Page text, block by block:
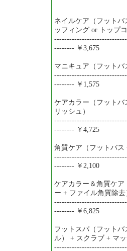
ネイルケア（フット
ッフィング or トップ
-------- ￥3,675
マニキュア（フット
-------- ￥1,575
ケアカラー（フット
リッシュ）
-------- ￥4,725
角質ケア（フットバ
-------- ￥2,100
ケアカラー＆角質ケ
ー + ファイル角質除去
-------- ￥6,825
フットスパ（フット
ル） + スクラブ + マ